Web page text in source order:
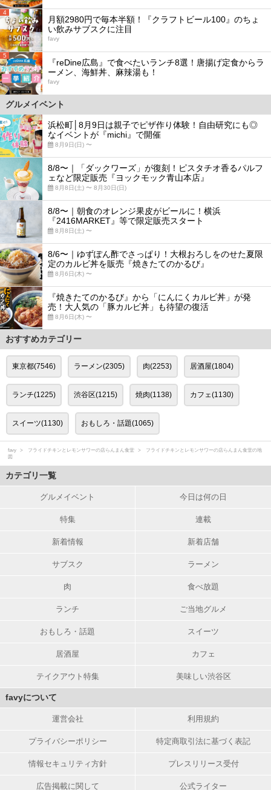
4
月額2980円で毎本半額！『クラフトビール100』のちょ
い飲みサブスクに注目
favy
5
『reDine広島』で食べたいランチ8選！唐揚げ定食からラ
ーメン、海鮮丼、麻辣湯も！
favy
グルメイベント
浜松町│8月9日は親子でピザ作り体験！自由研究にも◎
なイベントが『michi』で開催
8月9日(日) 〜
8/8〜｜「ダックワーズ」が復刻！ピスタチオ香るパルフ
ェなど限定販売『ヨックモック青山本店』
8月8日(土) 〜 8月30日(日)
8/8〜｜朝食のオレンジ果皮がビールに！横浜
『2416MARKET』等で限定販売スタート
8月8日(土) 〜
8/6〜｜ゆずぽん酢でさっぱり！大根おろしをのせた夏限
定のカルビ丼を販売『焼きたてのかるび』
8月6日(木) 〜
『焼きたてのかるび』から「にんにくカルビ丼」が発
売！大人気の「豚カルビ丼」も待望の復活
8月6日(木) 〜
おすすめカテゴリー
東京都(7546) ラーメン(2305) 肉(2253) 居酒屋(1804)
ランチ(1225) 渋谷区(1215) 焼肉(1138) カフェ(1130)
スイーツ(1130) おもしろ・話題(1065)
favy フライドチキンとレモンサワーの店らんまん食堂
フライドチキンとレモンサワーの店らんまん食堂の地
図
カテゴリ一覧
グルメイベント 今日は何の日
特集 連載
新着情報 新着店舗
サブスク ラーメン
肉 食べ放題
ランチ ご当地グルメ
おもしろ・話題 スイーツ
居酒屋 カフェ
テイクアウト特集 美味しい渋谷区
favyについて
運営会社 利用規約
プライバシーポリシー 特定商取引法に基づく表記
情報セキュリティ方針 プレスリリース受付
広告掲載に関して 公式ライター